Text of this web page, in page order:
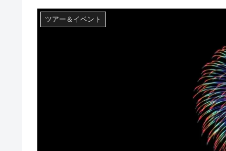
ツアー＆イベント